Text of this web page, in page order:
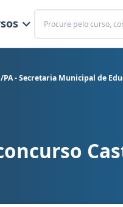
Buscar
PA - Secretaria Municipal de
PA - Secretaria